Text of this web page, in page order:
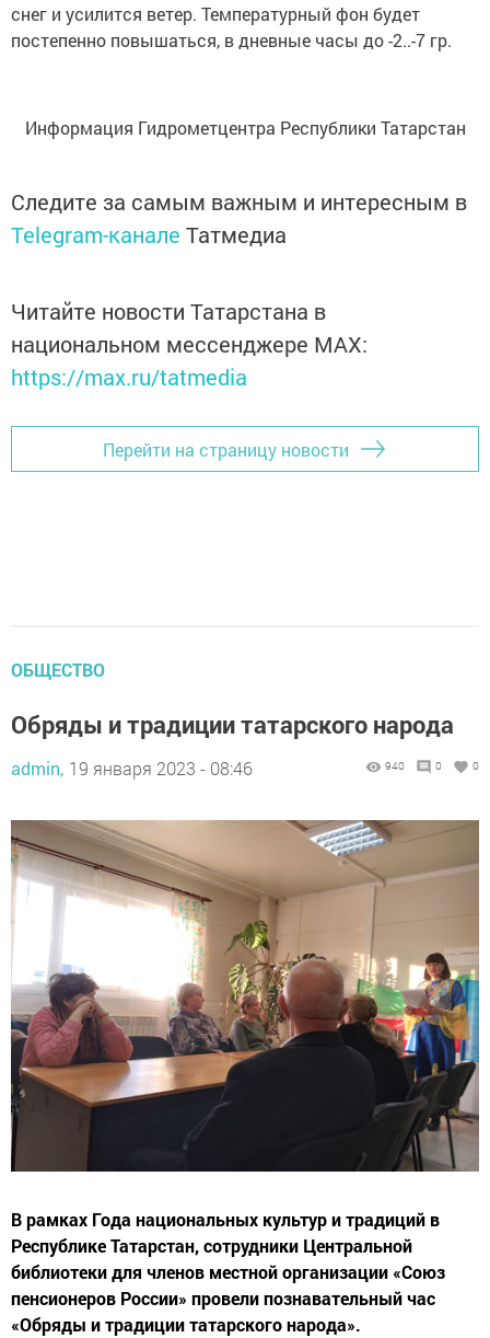
снег и усилится ветер. Температурный фон будет
постепенно повышаться, в дневные часы до -2..-7 гр.
Информация Гидрометцентра Республики Татарстан
Следите за самым важным и интересным в
Telegram-канале Татмедиа
Читайте новости Татарстана в
национальном мессенджере MАХ:
https://max.ru/tatmedia
Перейти на страницу новости
ОБЩЕСТВО
Обряды и традиции татарского народа
admin, 19 января 2023 - 08:46 940 0 0
В рамках Года национальных культур и традиций в
Республике Татарстан, сотрудники Центральной
библиотеки для членов местной организации «Союз
пенсионеров России» провели познавательный час
«Обряды и традиции татарского народа».